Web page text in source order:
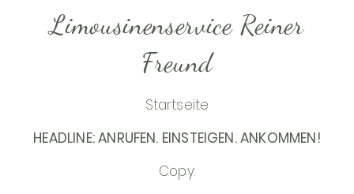
REFERENZEN
Limousinenservice Reiner
Freund
Startseite
HEADLINE: ANRUFEN. EINSTEIGEN. ANKOMMEN!
Copy: